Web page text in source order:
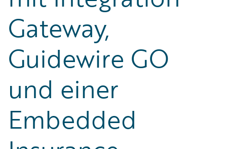
Gateway,
Guidewire GO
und einer
Embedded